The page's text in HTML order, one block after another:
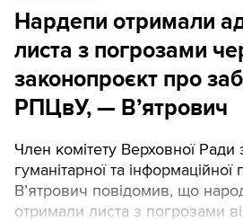
Нардепи отримали
листа з погрозами
законопроєкт про
РПЦвУ, — В’ятрович
Член комітету Верховної Ради
гуманітарної та
В’ятрович повідомив, що
отримали листа з погрозами